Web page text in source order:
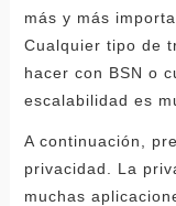
más y más
Cualquier tipo de
hacer con BSN o
escalabilidad es
A continuación,
privacidad. La
muchas